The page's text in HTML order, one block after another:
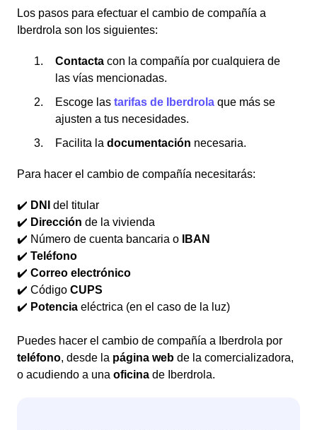
Los pasos para efectuar el cambio de compañía a
Iberdrola son los siguientes:
Contacta con la compañía por cualquiera de
las vías mencionadas.
Escoge las tarifas de Iberdrola que más se
ajusten a tus necesidades.
Facilita la documentación necesaria.
Para hacer el cambio de compañía necesitarás:
✔️ DNI
del titular
✔️ Dirección de la vivienda
✔️ Número de cuenta bancaria o
IBAN
✔️ Teléfono
✔️ Correo electrónico
✔️ Código CUPS
✔️ Potencia eléctrica (en el caso de la luz)
Puedes hacer el cambio de compañía a Iberdrola por
teléfono, desde la página web de la comercializadora,
o acudiendo a una oficina de Iberdrola.